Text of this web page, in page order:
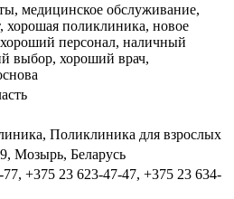
медицинское обслуживание,
хорошая поликлиника, новое
персонал, наличный
выбор, хороший врач,
Поликлиника для взрослых
Мозырь, Беларусь
+375 23 623-47-47, +375 23 634-